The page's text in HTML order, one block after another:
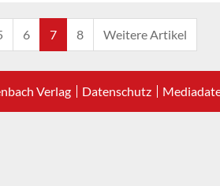
6 7 8 Weitere Artikel
Verlag Datenschutz